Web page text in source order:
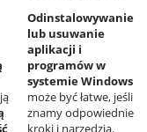
Odinstalowywanie
lub usuwanie
aplikacji i
programów w
systemie Windows
może być łatwe, jeśli
znamy odpowiednie
kroki i narzędzia.